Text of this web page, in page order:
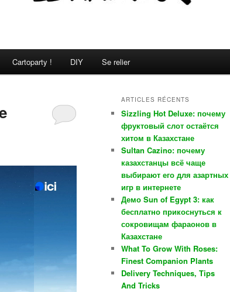
Cartoparty ! DIY Se relier
ARTICLES RÉCENTS
Sizzling Hot Deluxe: почему
фруктовый слот остаётся
хитом в Казахстане
Sultan Cazino: почему
казахстанцы всё чаще
выбирают его для азартных
игр в интернете
Демо Sun of Egypt 3: как
бесплатно прикоснуться к
сокровищам фараонов в
Казахстане
What To Grow With Roses:
Finest Companion Plants
Delivery Techniques, Tips
And Tricks